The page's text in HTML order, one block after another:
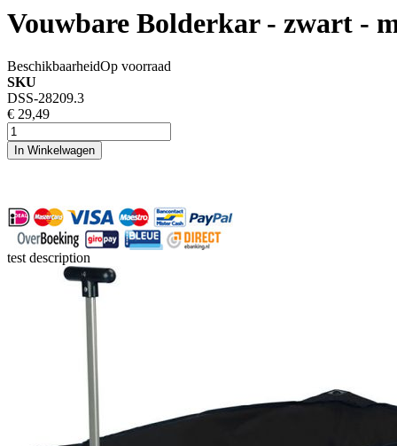
Vouwbare Bolderkar - zwart -
BeschikbaarheidOp voorraad
SKU
DSS-28209.3
€ 29,49
In Winkelwagen
test description